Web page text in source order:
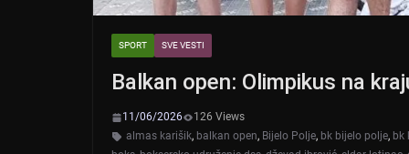
SPORT SVE VESTI
Balkan open: Olimpikus na
11/06/2026
126 Views
almas karišik, balkan open, Bijelo Polje, bk bijelo polje, bk